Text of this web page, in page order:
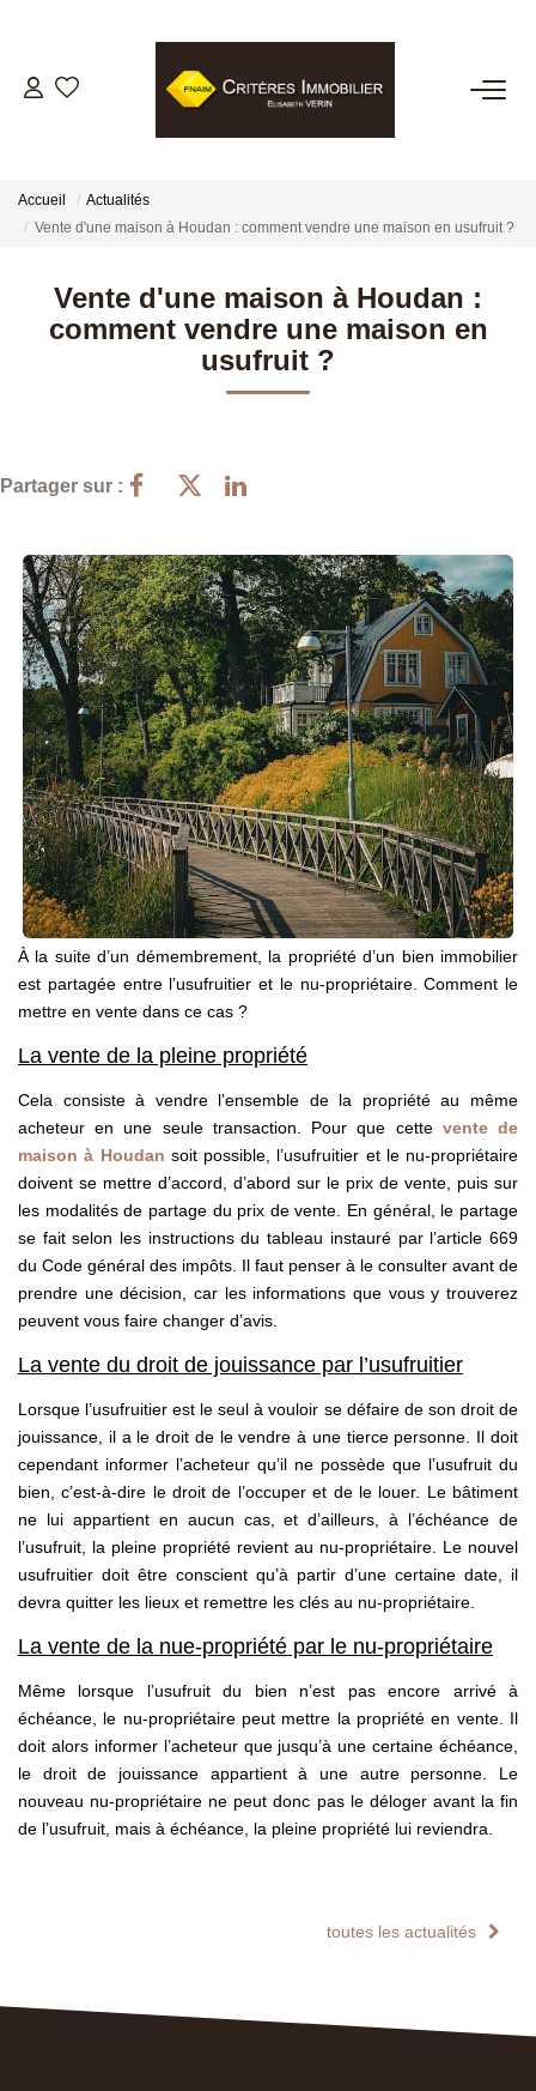
ESTIMATION
NOTRE AGENCE
Notre Équipe
Notre Village
Actualités
Contactez-Nous
EXTRANET
Accueil
Actualités
Vente d'une maison à Houdan : comment vendre une maison en usufruit ?
Vente d'une maison à Houdan :
comment vendre une maison en
usufruit ?
Partager sur :
À la suite d’un démembrement, la propriété d’un bien immobilier
est partagée entre l’usufruitier et le nu-propriétaire. Comment le
mettre en vente dans ce cas ?
La vente de la pleine propriété
Cela consiste à vendre l’ensemble de la propriété au même
acheteur en une seule transaction. Pour que cette vente de
maison à Houdan soit possible, l’usufruitier et le nu-propriétaire
doivent se mettre d’accord, d’abord sur le prix de vente, puis sur
les modalités de partage du prix de vente. En général, le partage
se fait selon les instructions du tableau instauré par l’article 669
du Code général des impôts. Il faut penser à le consulter avant de
prendre une décision, car les informations que vous y trouverez
peuvent vous faire changer d’avis.
La vente du droit de jouissance par l’usufruitier
Lorsque l’usufruitier est le seul à vouloir se défaire de son droit de
jouissance, il a le droit de le vendre à une tierce personne. Il doit
cependant informer l’acheteur qu’il ne possède que l’usufruit du
bien, c’est-à-dire le droit de l’occuper et de le louer. Le bâtiment
ne lui appartient en aucun cas, et d’ailleurs, à l’échéance de
l’usufruit, la pleine propriété revient au nu-propriétaire. Le nouvel
usufruitier doit être conscient qu’à partir d’une certaine date, il
devra quitter les lieux et remettre les clés au nu-propriétaire.
La vente de la nue-propriété par le nu-propriétaire
Même lorsque l’usufruit du bien n’est pas encore arrivé à
échéance, le nu-propriétaire peut mettre la propriété en vente. Il
doit alors informer l’acheteur que jusqu’à une certaine échéance,
le droit de jouissance appartient à une autre personne. Le
nouveau nu-propriétaire ne peut donc pas le déloger avant la fin
de l’usufruit, mais à échéance, la pleine propriété lui reviendra.
toutes les actualités